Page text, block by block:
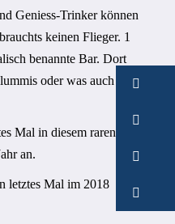
Geniess-Trinker können
keinen Flieger. 1
benannte Bar. Dort
oder was auch immer
Mal in diesem raren Kreis
an.
letztes Mal im 2018